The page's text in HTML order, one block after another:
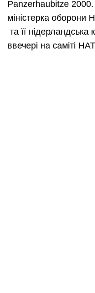
Panzerhaubitze
міністерка оборони
та її
ввечері на саміті